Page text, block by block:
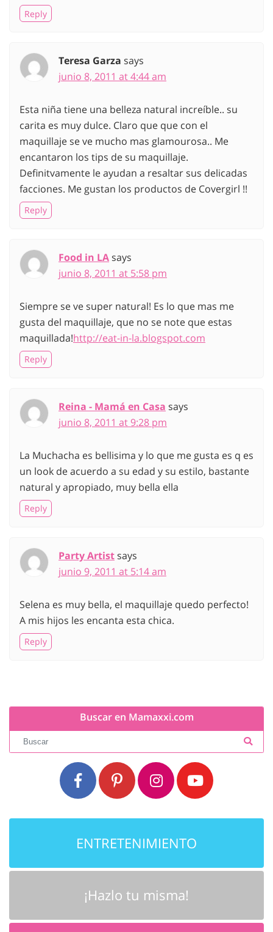
Reply
Teresa Garza says
junio 8, 2011 at 4:44 am
Esta niña tiene una belleza natural increíble.. su
carita es muy dulce. Claro que que con el
maquillaje se ve mucho mas glamourosa.. Me
encantaron los tips de su maquillaje.
Definitvamente le ayudan a resaltar sus delicadas
facciones. Me gustan los productos de Covergirl !!
Reply
Food in LAsays
junio 8, 2011 at 5:58 pm
Siempre se ve super natural! Es lo que mas me
gusta del maquillaje, que no se note que estas
maquillada!http://eat-in-la.blogspot.com
Reply
Reina - Mamá en Casa says
junio 8, 2011 at 9:28 pm
La Muchacha es bellisima y lo que me gusta es q es
un look de acuerdo a su edad y su estilo, bastante
natural y apropiado, muy bella ella
Reply
Party Artistsays
junio 9, 2011 at 5:14 am
Selena es muy bella, el maquillaje quedo perfecto!
A mis hijos les encanta esta chica.
Reply
Buscar en Mamaxxi.com
ENTRETENIMIENTO
¡Hazlo tu misma!